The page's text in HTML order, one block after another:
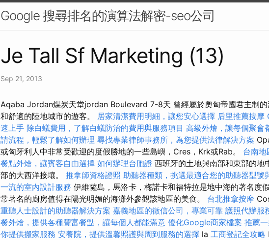
Google 搜尋排名的演算法解密-seo公司
Je Tall Sf Marketing (13)
Sep 21, 2013
Aqaba Jordan煤炭天堂jordan Boulevard 7-8天 曾經屬於奧匈帝國君主制的
和舒適的陸地城市的遊客。 居家清潔費用明細，讓您安心選擇 后里推薦按摩
速上手 除白蟻費用，了解白蟻防治的費用與服務項目 高級外燴，讓每個聚會
請流程，輕鬆了解如何辦理 尋找專業律師事務所，為您提供法律解決方案
或匈牙利人中非常受歡迎的度假勝地的一些島嶼，Cres，Krk或Rab。 台南地
餐點外燴，讓賓客自由選擇 如何辦理台胞證 西班牙的土地與南部和東部的地
部的大西洋接壤。 推拿師資格證照 助聽器種類，挑選最適合您的助聽器型號
一流的室內設計服務 伊維薩島，馬洛卡，梅諾卡和福特拉是地中海的著名度
常著名的廚房值得在陽光明媚的海灘外參觀該地區的美食。 台北推拿按摩
重聽人士設計的助聽器解決方案 嘉義地區的徵信公司，專業可靠 護照代辦服
餐外燴，提供各種豐富餐點，讓每個人都能滿意 優化Google商家檔案 推薦
你提供搬家服務 安養院，提供溫馨照護與周到服務的選擇 la 工商登記全攻略